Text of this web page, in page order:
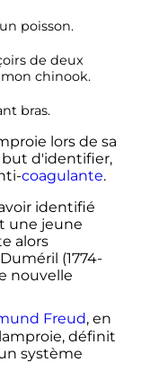
poisson.
de deux
chinook.
bras.
lors de sa
but d'identifier,
coagulante.
identifié
une jeune
alors
(1774-
nouvelle
Freud, en
définit
système